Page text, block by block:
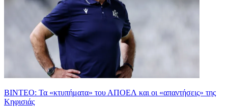
ΒΙΝΤΕΟ: Τα «κτυπήματα» του ΑΠΟΕΛ και οι «απαντήσεις» της
Κηφισιάς